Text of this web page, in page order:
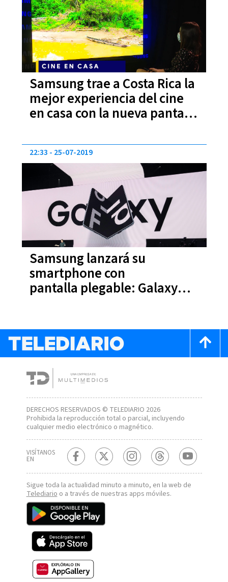
Samsung trae a Costa Rica la
mejor experiencia del cine
en casa con la nueva pantalla
Samsung lanzará su
smartphone con
pantalla plegable: Galaxy
22:33 25-07-2019
DERECHOS RESERVADOS © TELEDIARIO 2026
Prohibida la reproducción total o parcial, incluyendo
cualquier medio electrónico o magnético.
VISÍTANOS
EN
Sigue toda la actualidad minuto a minuto, en la web de
Telediario o a través de nuestras apps móviles.